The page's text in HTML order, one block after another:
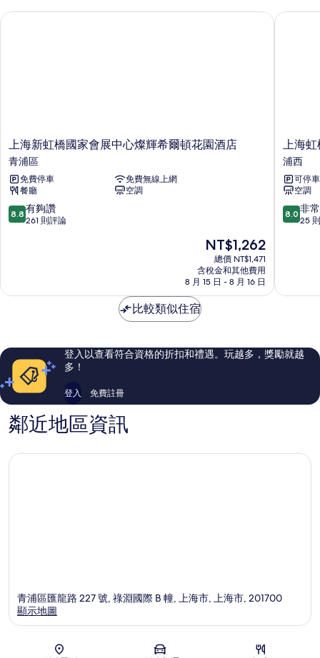
相
的
上
海
新
虹
橋
國
家
輝
花
園
店
浦
區
上海新虹橋國家會展中心燦輝希爾頓花園酒店
青浦區
免費停車
免費無線上網
餐廳
空調
8.8
分，
夠
評
論
8.8 有夠讚
261 則評論
現
價
格
為
NT$1,262
總價 NT$1,471
含稅金和其他費用
8 月 15 日 - 8 月 16 日
上海新虹橋國家會展中心燦輝希爾頓花園酒店
上
海
虹
橋
中
心
美
上海虹
浦西
可停車
空調
8.0
分，
常
評
論
8.0 非
25
上海虹
比較類似住宿
登入以查看符合資格的折扣和禮遇。玩越多，獎勵就越
多！
登入 免費註冊
鄰近地區資訊
地圖
青浦區匯龍路 227 號, 祿淵國際 B 幢, 上海市, 上海市, 201700
顯示地圖